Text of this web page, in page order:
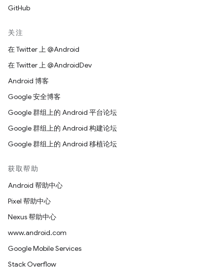
GitHub
关注
在 Twitter 上 @Android
在 Twitter 上 @AndroidDev
Android 博客
Google 安全博客
Google 群组上的 Android 平台论坛
Google 群组上的 Android 构建论坛
Google 群组上的 Android 移植论坛
获取帮助
Android 帮助中心
Pixel 帮助中心
Nexus 帮助中心
www.android.com
Google Mobile Services
Stack Overflow